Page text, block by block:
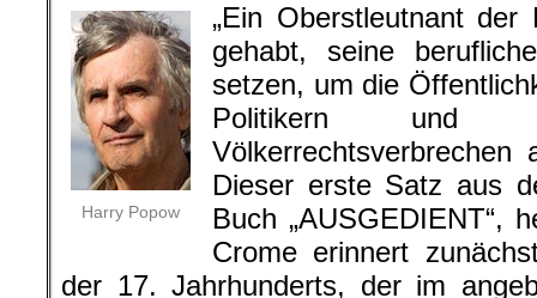
Harry Popow
„Ein Oberstleutnant
gehabt, seine
setzen, um die
Politikern und
Völkerrechtsverbrechen
Dieser erste Satz aus
Buch „AUSGEDIENT“,
Crome erinnert
der 17. Jahrhunderts, der im